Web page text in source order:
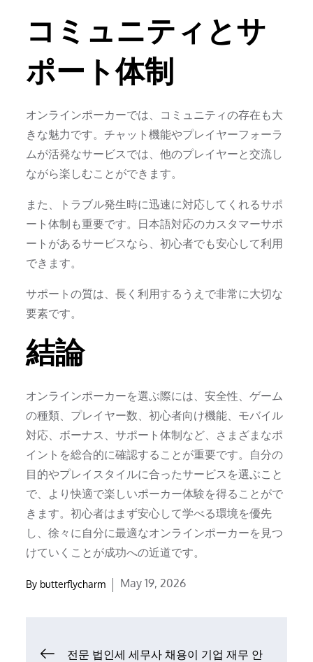
コミュニティとサ
ポート体制
オンラインポーカーでは、コミュニティの存在も大
きな魅力です。チャット機能やプレイヤーフォーラ
ムが活発なサービスでは、他のプレイヤーと交流し
ながら楽しむことができます。
また、トラブル発生時に迅速に対応してくれるサポ
ート体制も重要です。日本語対応のカスタマーサポ
ートがあるサービスなら、初心者でも安心して利用
できます。
サポートの質は、長く利用するうえで非常に大切な
要素です。
結論
オンラインポーカーを選ぶ際には、安全性、ゲーム
の種類、プレイヤー数、初心者向け機能、モバイル
対応、ボーナス、サポート体制など、さまざまなポ
イントを総合的に確認することが重要です。自分の
目的やプレイスタイルに合ったサービスを選ぶこと
で、より快適で楽しいポーカー体験を得ることがで
きます。初心者はまず安心して学べる環境を優先
し、徐々に自分に最適なオンラインポーカーを見つ
けていくことが成功への近道です。
By butterflycharm
Posted
May 19, 2026
전문 법인세 세무사 채용이 기업 재무 안